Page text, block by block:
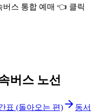
버스 통합 예매 👈 클릭
버스 노선
표 (돌아오는 편)
동서